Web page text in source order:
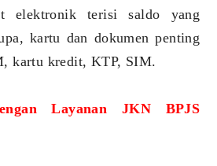
elektronik terisi saldo yang
kartu dan dokumen penting
kartu kredit, KTP, SIM.
Layanan JKN BPJS